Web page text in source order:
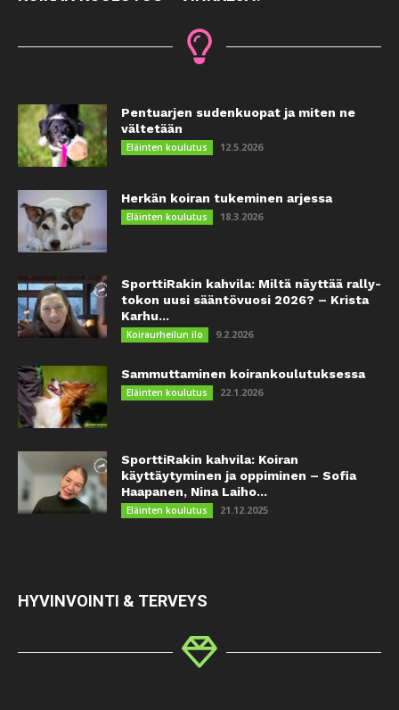
Pentuarjen sudenkuopat ja miten ne
vältetään
Eläinten koulutus 12.5.2026
Herkän koiran tukeminen arjessa
Eläinten koulutus 18.3.2026
SporttiRakin kahvila: Miltä näyttää rally-
tokon uusi sääntövuosi 2026? – Krista
Karhu...
Koiraurheilun ilo 9.2.2026
Sammuttaminen koirankoulutuksessa
Eläinten koulutus 22.1.2026
SporttiRakin kahvila: Koiran
käyttäytyminen ja oppiminen – Sofia
Haapanen, Nina Laiho...
Eläinten koulutus 21.12.2025
HYVINVOINTI & TERVEYS